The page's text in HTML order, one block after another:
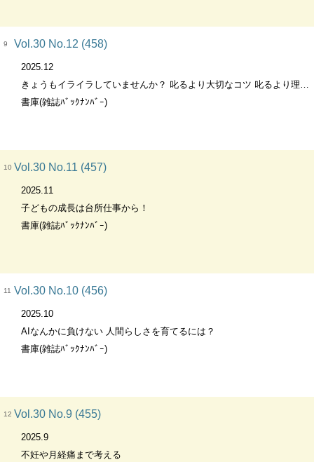
9 Vol.30 No.12 (458)
2025.12
きょうもイライラしていませんか？ 叱るより大切なコツ 叱るより理解がコツ
書庫(雑誌ﾊﾞｯｸﾅﾝﾊﾞｰ)
10 Vol.30 No.11 (457)
2025.11
子どもの成長は台所仕事から！
書庫(雑誌ﾊﾞｯｸﾅﾝﾊﾞｰ)
11 Vol.30 No.10 (456)
2025.10
AIなんかに負けない 人間らしさを育てるには？
書庫(雑誌ﾊﾞｯｸﾅﾝﾊﾞｰ)
12 Vol.30 No.9 (455)
2025.9
不妊や月経痛まで考える